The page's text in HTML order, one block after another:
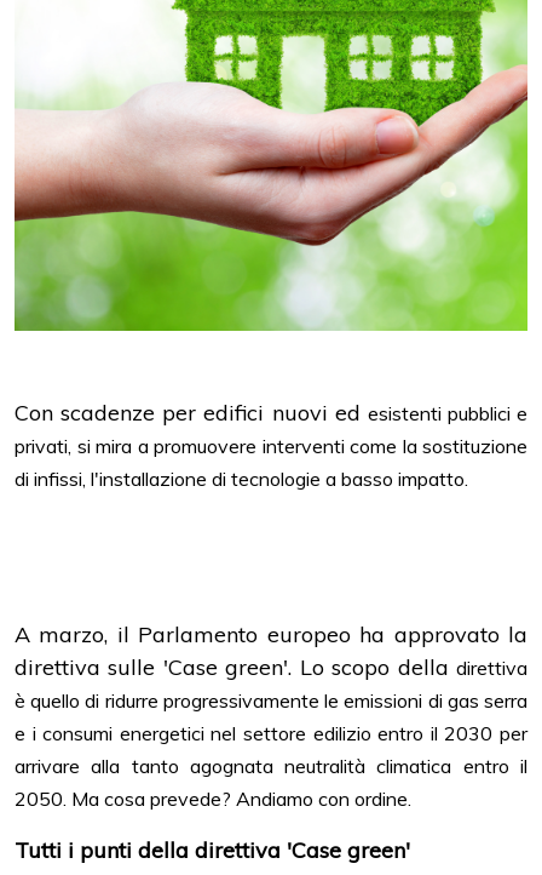
Con scadenze per edifici nuovi ed esistenti pubblici e
privati, si mira a promuovere interventi come la sostituzione
di infissi, l'installazione di tecnologie a basso impatto.
A marzo, il Parlamento europeo ha approvato la
direttiva sulle 'Case green'. Lo scopo della direttiva
è quello di ridurre progressivamente le emissioni di gas serra
e i consumi energetici nel settore edilizio entro il 2030 per
arrivare alla tanto agognata neutralità climatica entro il
2050. Ma cosa prevede? Andiamo con ordine.
Tutti i punti della direttiva 'Case green'